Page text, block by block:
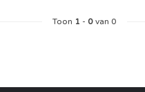
Toon 1 - 0van 0